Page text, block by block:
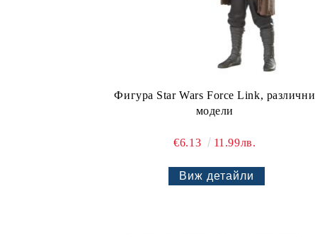
Фигурa Star Wars Force Link, различни
модели
€6.13 11.99лв.
Виж детайли